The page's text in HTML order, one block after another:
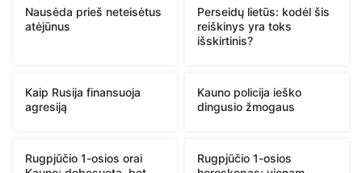
Nausėda prieš neteisėtus
atėjūnus
Perseidų lietūs: kodėl šis
reiškinys yra toks
išskirtinis?
Kaip Rusija finansuoja
agresiją
Kauno policija ieško
dingusio žmogaus
Rugpjūčio 1-osios orai
Rugpjūčio 1-osios